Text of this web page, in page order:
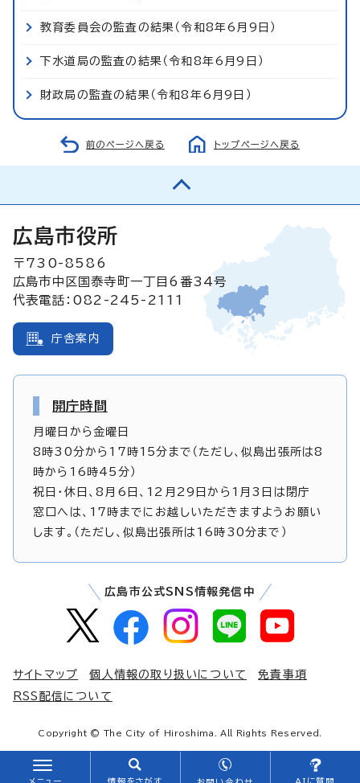
教育委員会の監査の結果（令和8年6月9日）
下水道局の監査の結果（令和8年6月9日）
財政局の監査の結果（令和8年6月9日）
前のページへ戻る トップページへ戻る
メニュー 情報をさがす AIに質問
広島市役所
〒730-8586
広島市中区国泰寺町一丁目6番34号
代表電話：082-245-2111
庁舎案内
開庁時間
月曜日から金曜日
8時30分から17時15分まで（ただし、似島出張所は8
時から16時45分）
祝日・休日、8月6日、12月29日から1月3日は閉庁
窓口へは、17時までにお越しいただきますようお願い
します。（ただし、似島出張所は16時30分まで）
広島市公式SNS情報発信中
サイトマップ 個人情報の取り扱いについて
免責事項
RSS配信について
Copyright © The City of Hiroshima. All Rights Reserved.